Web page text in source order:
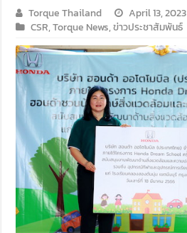
Torque Thailand
April 13, 2023
CSR,Torque News,ข่าวประชาสัมพันธ์